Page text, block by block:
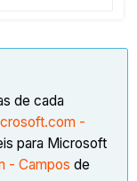
de cada
-
para Microsoft
- Campos de